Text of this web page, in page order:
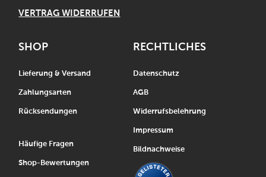
VERTRAG WIDERRUFEN
SHOP
Lieferung & Versand
Zahlungsarten
Rücksendungen
Häufige Fragen
Shop-Bewertungen
RECHTLICHES
Datenschutz
AGB
Widerrufsbelehrung
Impressum
Bildnachweise